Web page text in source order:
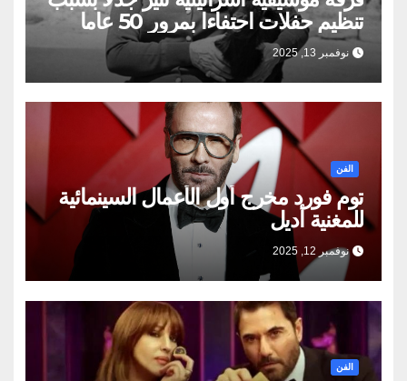
تنظيم حفلات احتفاءا بمرور 50 عاما
على وفاة ام كلثوم
نوفمبر 13, 2025
الفن
توم فورد مخرج أول الأعمال السينمائية
للمغنية أديل
نوفمبر 12, 2025
الفن